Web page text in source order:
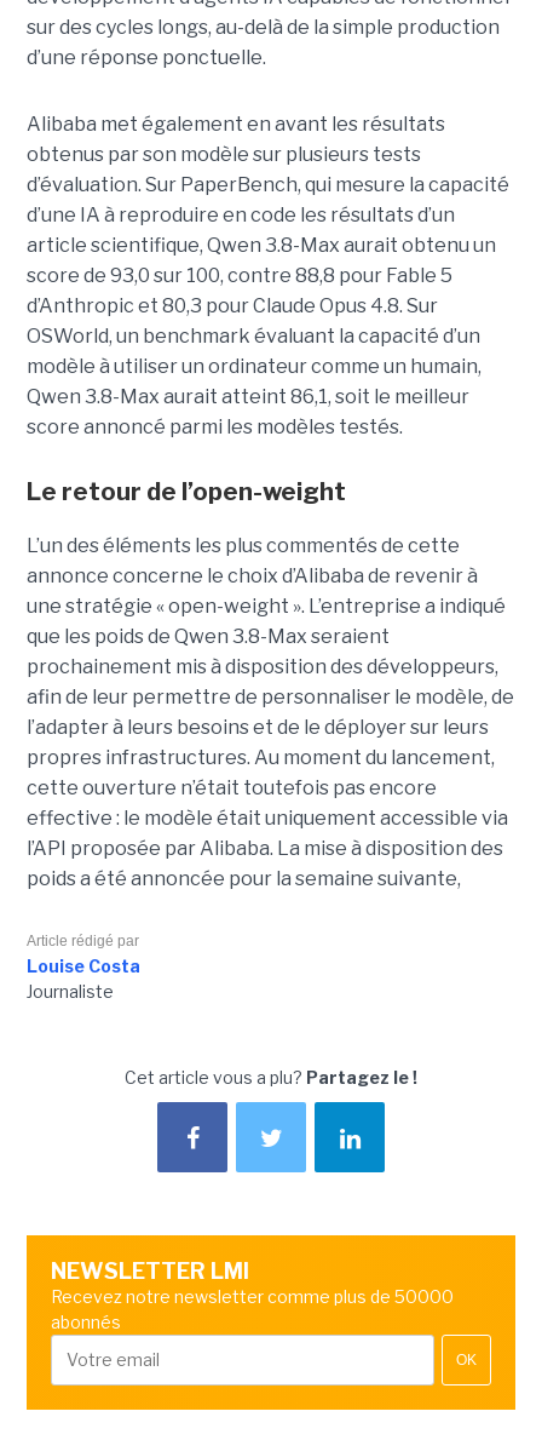
sur des cycles longs, au-delà de la simple production
d’une réponse ponctuelle.
Alibaba met également en avant les résultats
obtenus par son modèle sur plusieurs tests
d’évaluation. Sur PaperBench, qui mesure la capacité
d’une IA à reproduire en code les résultats d’un
article scientifique, Qwen 3.8-Max aurait obtenu un
score de 93,0 sur 100, contre 88,8 pour Fable 5
d’Anthropic et 80,3 pour Claude Opus 4.8. Sur
OSWorld, un benchmark évaluant la capacité d’un
modèle à utiliser un ordinateur comme un humain,
Qwen 3.8-Max aurait atteint 86,1, soit le meilleur
score annoncé parmi les modèles testés.
Le retour de l’open-weight
L’un des éléments les plus commentés de cette
annonce concerne le choix d’Alibaba de revenir à
une stratégie « open-weight ». L’entreprise a indiqué
que les poids de Qwen 3.8-Max seraient
prochainement mis à disposition des développeurs,
afin de leur permettre de personnaliser le modèle, de
l’adapter à leurs besoins et de le déployer sur leurs
propres infrastructures. Au moment du lancement,
cette ouverture n’était toutefois pas encore
effective : le modèle était uniquement accessible via
l’API proposée par Alibaba. La mise à disposition des
poids a été annoncée pour la semaine suivante,
Article rédigé par
Louise Costa
Journaliste
Cet article vous a plu? Partagez le !
NEWSLETTER LMI
Recevez notre newsletter comme plus de 50000
abonnés
OK